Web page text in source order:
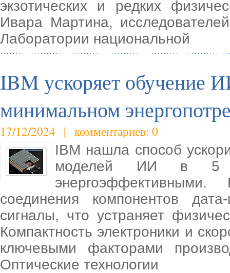
экзотических и редких
Ивара Мартина,
Лаборатории национальной
IBM ускоряет обучение
минимальном
17/12/2024 | комментариев: 0
IBM нашла способ
моделей ИИ в 5
соединения компонентов
сигналы, что устраняет
Компактность электроники и
ключевыми факторами
Оптические технологии